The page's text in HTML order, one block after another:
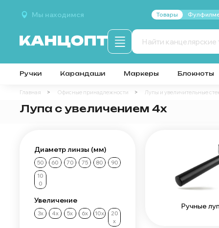
Мы находимся Товары
Ручки Карандаши Маркеры Блокноты
Главная Офисные принадлежности Лупы и увеличительные
Лупа с увеличением 4x
Диаметр линзы (мм)
50 60 70 75 80
90
10
0
Увеличение
3х 4х 5х 6х 10х
20
х
Ручные